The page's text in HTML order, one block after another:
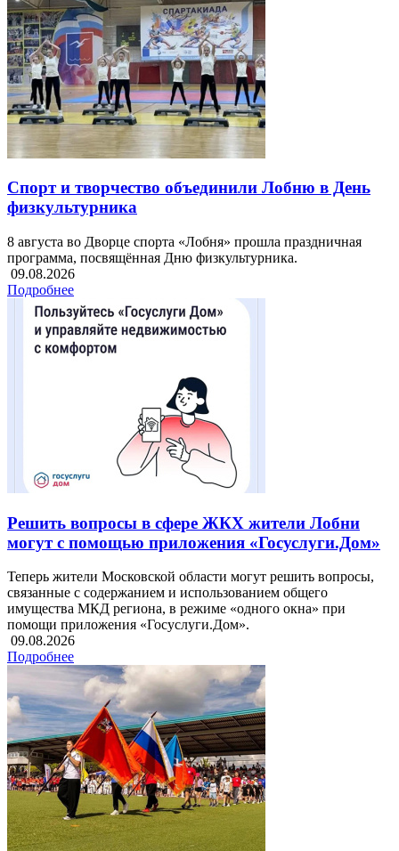
Спорт и творчество объединили Лобню в День
физкультурника
8 августа во Дворце спорта «Лобня» прошла праздничная
программа, посвящённая Дню физкультурника.
09.08.2026
Подробнее
Решить вопросы в сфере ЖКХ жители Лобни
могут с помощью приложения «Госуслуги.Дом»
Теперь жители Московской области могут решить вопросы,
связанные с содержанием и использованием общего
имущества МКД региона, в режиме «одного окна» при
помощи приложения «Госуслуги.Дом».
09.08.2026
Подробнее